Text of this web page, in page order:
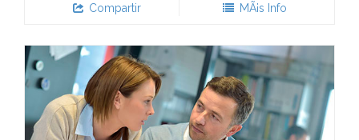
Compartir MÃ¡s Info